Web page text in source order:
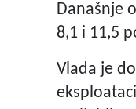
Današnje
8,1 i 11,5
Vlada je